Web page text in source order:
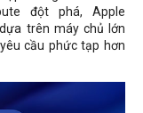
đột phá, Apple
trên máy chủ lớn
cầu phức tạp hơn